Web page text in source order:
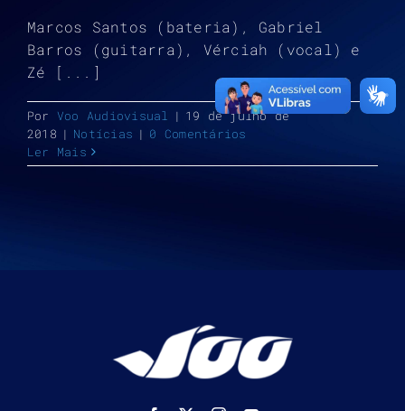
Marcos Santos (bateria), Gabriel
Barros (guitarra), Vérciah (vocal) e
Zé [...]
Por Voo Audiovisual | 19 de julho de
2018 | Notícias | 0 Comentários
Ler Mais